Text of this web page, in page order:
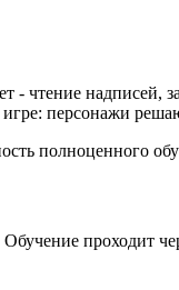
- чтение
персонажи
полноценного
проходит